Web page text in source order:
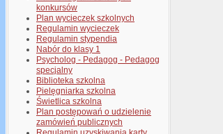
konkursów
Plan wycieczek szkolnych
Regulamin wycieczek
Regulamin stypendia
Nabór do klasy 1
Psycholog - Pedagog - Pedagog
specjalny
Biblioteka szkolna
Pielęgniarka szkolna
Świetlica szkolna
Plan postępowań o udzielenie
zamówień publicznych